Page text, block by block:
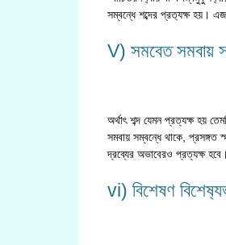
সম্বন্ধে শব্দের প্রত‍্যক্ষ হয়।
V) সমবেত সমবায়
অর্থাৎ শব্দ যেমন প্রত্যক্ষ হয়
সমবায় সম্বন্ধে থাকে, প্রসঙ্গত
দ্রব্যের অভাবেরও প্রত্যক্ষ হবে।
vi) বিশেষণ